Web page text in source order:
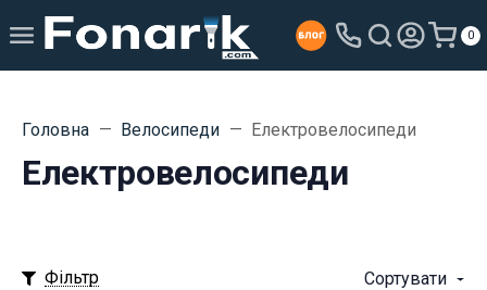
0
Головна Велосипеди Електровелосипеди
Електровелосипеди
Фільтр Сортувати